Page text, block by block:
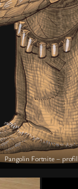
Pangolin Fortnite – profil